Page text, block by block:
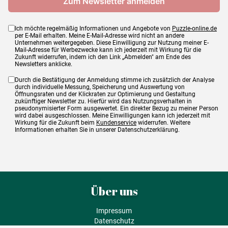
Ich möchte regelmäßig Informationen und Angebote von Puzzle-online.de
per E-Mail erhalten. Meine E-Mail-Adresse wird nicht an andere
Unternehmen weitergegeben. Diese Einwilligung zur Nutzung meiner E-
Mail-Adresse für Werbezwecke kann ich jederzeit mit Wirkung für die
Zukunft widerrufen, indem ich den Link „Abmelden" am Ende des
Newsletters anklicke.
Durch die Bestätigung der Anmeldung stimme ich zusätzlich der Analyse
durch individuelle Messung, Speicherung und Auswertung von
Öffnungsraten und der Klickraten zur Optimierung und Gestaltung
zukünftiger Newsletter zu. Hierfür wird das Nutzungsverhalten in
pseudonymisierter Form ausgewertet. Ein direkter Bezug zu meiner Person
wird dabei ausgeschlossen. Meine Einwilligungen kann ich jederzeit mit
Wirkung für die Zukunft beim Kundenservice widerrufen. Weitere
Informationen erhalten Sie in unserer Datenschutzerklärung.
Über uns
Impressum
Datenschutz